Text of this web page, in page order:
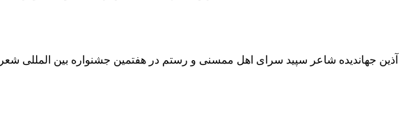
آذین جهاندیده شاعر سپید سرای اهل ممسنی و رستم در هفتمین جشنواره بین المللی